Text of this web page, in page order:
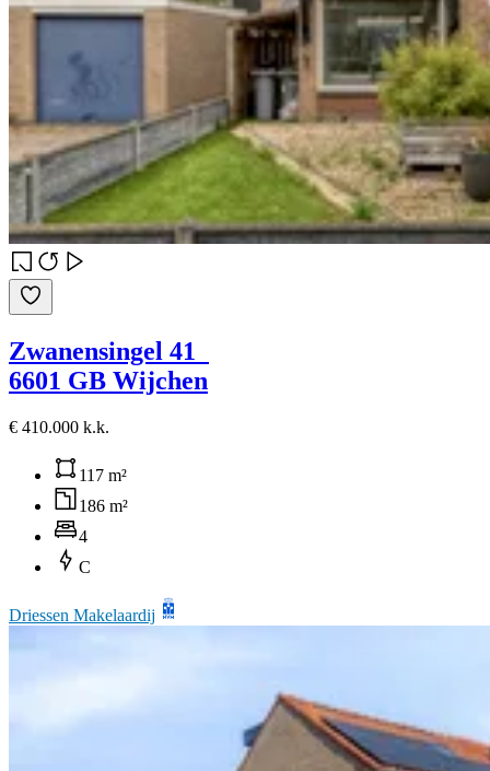
Zwanensingel 41
6601 GB Wijchen
€ 410.000 k.k.
117 m²
186 m²
4
C
Driessen Makelaardij